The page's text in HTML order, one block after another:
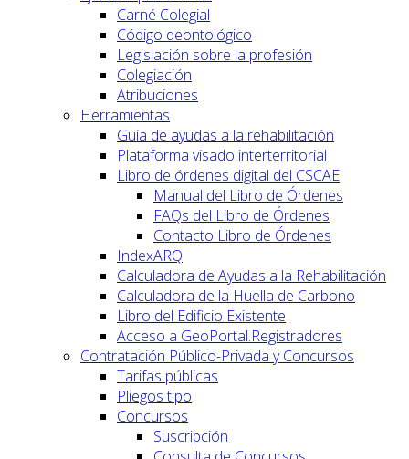
Carné Colegial
Código deontológico
Legislación sobre la profesión
Colegiación
Atribuciones
Herramientas
Guía de ayudas a la rehabilitación
Plataforma visado interterritorial
Libro de órdenes digital del CSCAE
Manual del Libro de Órdenes
FAQs del Libro de Órdenes
Contacto Libro de Órdenes
IndexARQ
Calculadora de Ayudas a la Rehabilitación
Calculadora de la Huella de Carbono
Libro del Edificio Existente
Acceso a GeoPortal.Registradores
Contratación Público-Privada y Concursos
Tarifas públicas
Pliegos tipo
Concursos
Suscripción